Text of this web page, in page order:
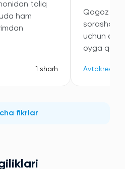
toliq
ham
1 sharh
Qogoz
sorashdi
uchun
oyga
fikrlar